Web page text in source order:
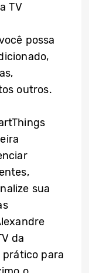
TV
possa
outros.
sua
da
prático para